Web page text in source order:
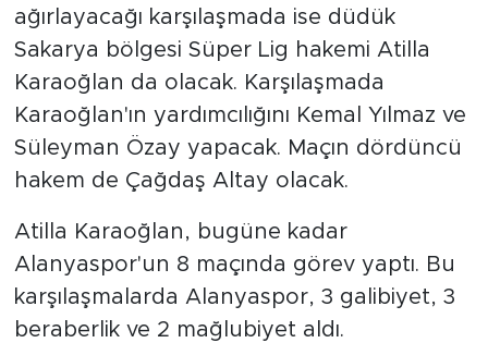
ağırlayacağı karşılaşmada ise düdük
Sakarya bölgesi Süper Lig hakemi Atilla
Karaoğlan da olacak. Karşılaşmada
Karaoğlan'ın yardımcılığını Kemal Yılmaz ve
Süleyman Özay yapacak. Maçın dördüncü
hakem de Çağdaş Altay olacak.
Atilla Karaoğlan, bugüne kadar
Alanyaspor'un 8 maçında görev yaptı. Bu
karşılaşmalarda Alanyaspor, 3 galibiyet, 3
beraberlik ve 2 mağlubiyet aldı.